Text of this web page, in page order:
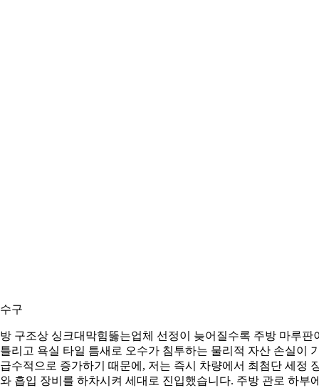
구
구조상 싱크대막힘뚫는업체 선정이 늦어질수록 주방 마루판
리고 욕실 타일 틈새로 오수가 침투하는 물리적 자산 손실이
수적으로 증가하기 때문에, 저는 즉시 차량에서 최첨단 세정
흡입 장비를 하차시켜 세대로 진입했습니다. 주방 관로 하부